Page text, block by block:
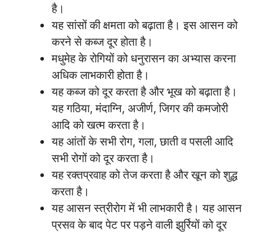
है।
यह सांसों की क्षमता को बढ़ाता है। इस आसन को
करने से कब्ज दूर होता है।
मधुमेह के रोगियों को धनुरासन का अभ्यास करना
अधिक लाभकारी होता है।
यह कब्ज को दूर करता है और भूख को बढ़ाता है।
यह गठिया, मंदाग्नि, अजीर्ण, जिगर की कमजोरी
आदि को खत्म करता है।
यह आंतों के सभी रोग, गला, छाती व पसली आदि
सभी रोगों को दूर करता है।
यह रक्तप्रवाह को तेज करता है और खून को शुद्ध
करता है।
यह आसन स्त्रीरोग में भी लाभकारी है। यह आसन
प्रसव के बाद पेट पर पड़ने वाली झुर्रियों को दूर